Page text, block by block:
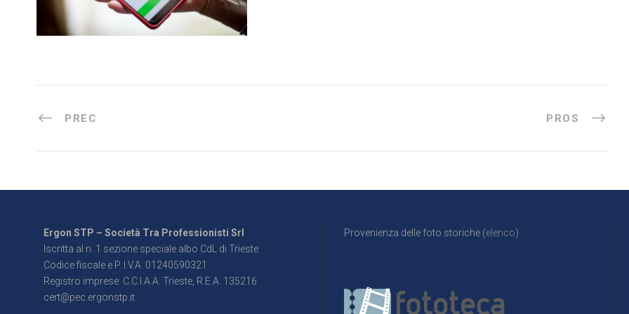
PREC PROS
Ergon STP – Società Tra Professionisti Srl
Iscritta al n. 1 sezione speciale albo CdL di Trieste
Codice fiscale e P. I.V.A. 01240590321
Registro imprese: C.C.I.A.A. Trieste, R.E.A. 135216
cert@pec.ergonstp.it
Provenienza delle foto storiche (elenco)